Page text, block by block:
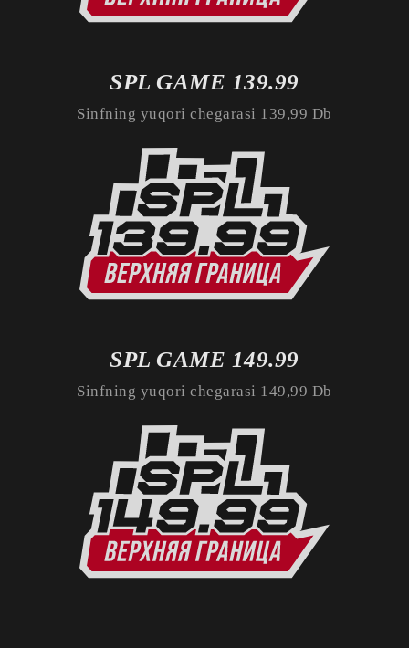
SPL GAME 139.99
Sinfning yuqori chegarasi 139,99 Db
SPL GAME 149.99
Sinfning yuqori chegarasi 149,99 Db